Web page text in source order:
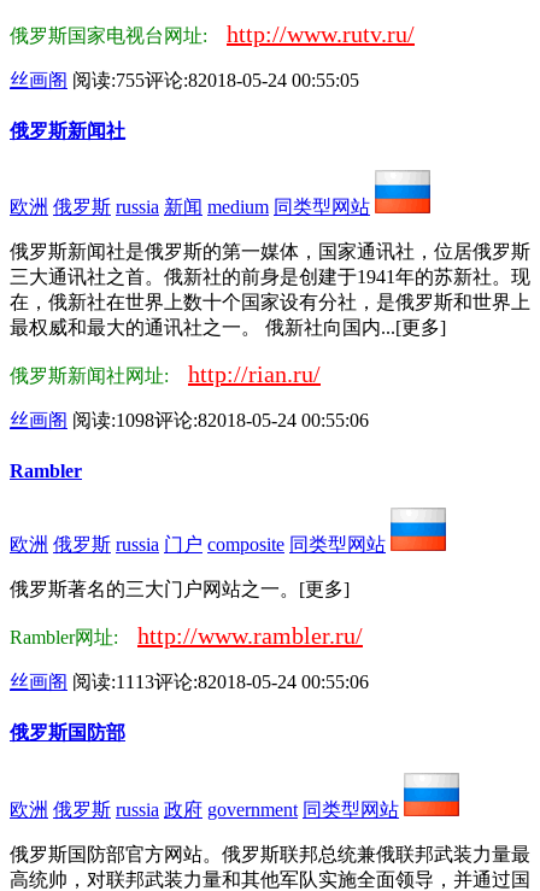
俄罗斯国家电视台网址: http://www.rutv.ru/
丝画阁 阅读:755评论:82018-05-24 00:55:05
俄罗斯新闻社
欧洲 俄罗斯 russia 新闻 medium 同类型网站
俄罗斯新闻社是俄罗斯的第一媒体，国家通讯社，位居俄罗斯
三大通讯社之首。俄新社的前身是创建于1941年的苏新社。现
在，俄新社在世界上数十个国家设有分社，是俄罗斯和世界上
最权威和最大的通讯社之一。 俄新社向国内...[更多]
俄罗斯新闻社网址: http://rian.ru/
丝画阁 阅读:1098评论:82018-05-24 00:55:06
Rambler
欧洲 俄罗斯 russia 门户 composite 同类型网站
俄罗斯著名的三大门户网站之一。[更多]
Rambler网址: http://www.rambler.ru/
丝画阁 阅读:1113评论:82018-05-24 00:55:06
俄罗斯国防部
欧洲 俄罗斯 russia 政府 government 同类型网站
俄罗斯国防部官方网站。俄罗斯联邦总统兼俄联邦武装力量最
高统帅，对联邦武装力量和其他军队实施全面领导，并通过国